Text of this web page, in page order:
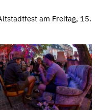
am Freitag, 15.